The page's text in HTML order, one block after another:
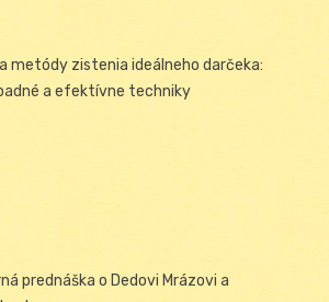
metódy zistenia ideálneho darčeka:
a efektívne techniky
prednáška o Dedovi Mrázovi a